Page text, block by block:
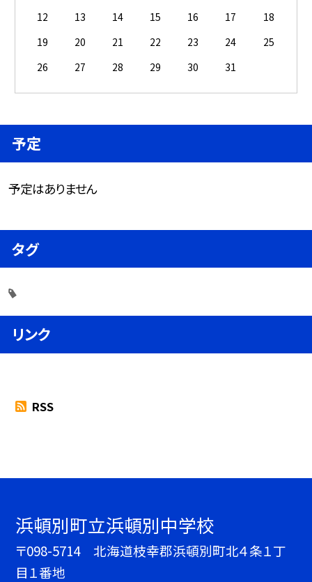
12
13 14 15 16 17
18
19
20 21 22 23 24
25
26
27 28 29 30 31
予定
予定はありません
タグ
リンク
RSS
浜頓別町立浜頓別中学校
〒098-5714 北海道枝幸郡浜頓別町北４条１丁
目１番地